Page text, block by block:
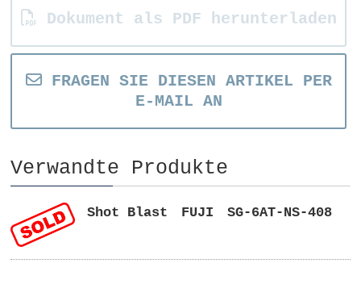
Dokument als PDF herunterladen
FRAGEN SIE DIESEN ARTIKEL PER
E-MAIL AN
Verwandte Produkte
Shot Blast FUJI SG-6AT-NS-408